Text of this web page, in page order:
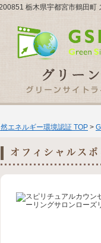
栃木県宇都宮市鶴田町
エネルギー環境認証 TOP >